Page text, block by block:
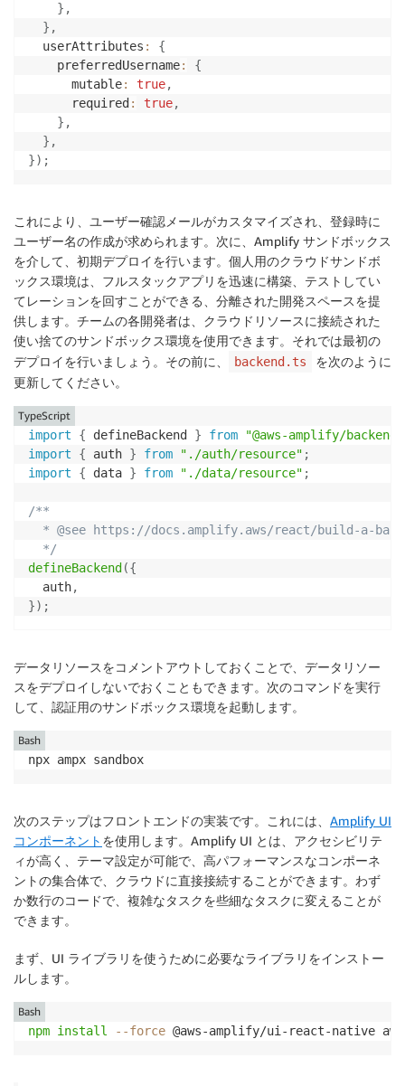
} ,
} ,
  userAttributes
:
{
    preferredUsername
:
{
      mutable
: true,
      required
: true,
} ,
} ,
}) ;
これにより、ユーザー確認メールがカスタマイズされ、登録時に
ユーザー名の作成が求められます。次に、Amplify サンドボックス
を介して、初期デプロイを行います。個人用のクラウドサンドボ
ックス環境は、フルスタックアプリを迅速に構築、テストしてい
てレーションを回すことができる、分離された開発スペースを提
供します。チームの各開発者は、クラウドリソースに接続された
使い捨てのサンドボックス環境を使用できます。それでは最初の
デプロイを行いましょう。その前に、
backend.ts
を次のように
更新してください。
import { defineBackend } from "@aws-amplify/backend"
import
{ auth } from "./auth/resource" ;
import
{ data } from "./data/resource" ;
/**
* @see https://docs.amplify.aws/react/build-a-
  */
defineBackend ({
  auth
,
}) ;
TypeScript
データリソースをコメントアウトしておくことで、データリソー
スをデプロイしないでおくこともできます。次のコマンドを実行
して、認証用のサンドボックス環境を起動します。
npx ampx sandbox
Bash
次のステップはフロントエンドの実装です。これには、 Amplify UI
コンポーネント を使用します。Amplify UI とは、アクセシビリテ
ィが高く、テーマ設定が可能で、高パフォーマンスなコンポーネ
ントの集合体で、クラウドに直接接続することができます。わず
か数行のコードで、複雑なタスクを些細なタスクに変えることが
できます。
まず、UI ライブラリを使うために必要なライブラリをインストー
ルします。
npm install --force @aws-amplify/ui-react-native
Bash